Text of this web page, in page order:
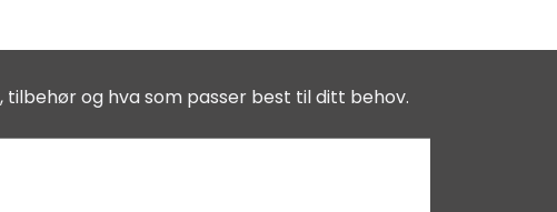
og hva som passer best til ditt behov.